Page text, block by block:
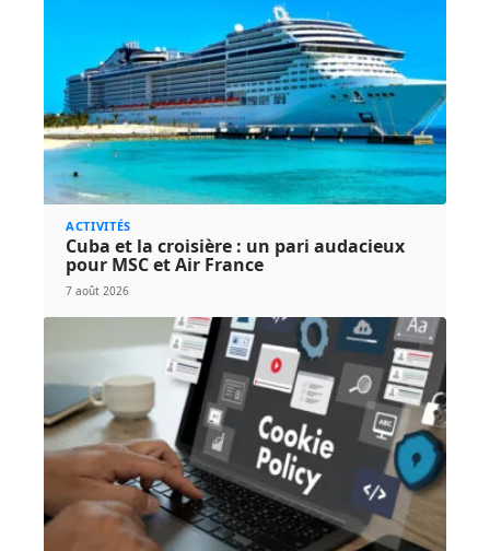
ACTIVITÉS
Cuba et la croisière : un pari audacieux
pour MSC et Air France
7 août 2026